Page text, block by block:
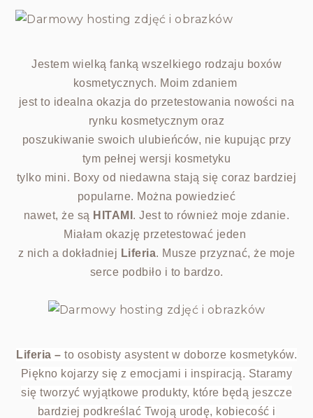
Jestem wielką fanką wszelkiego rodzaju boxów
kosmetycznych. Moim zdaniem
jest to idealna okazja do przetestowania nowości na
rynku kosmetycznym oraz
poszukiwanie swoich ulubieńców, nie kupując przy
tym pełnej wersji kosmetyku
tylko mini. Boxy od niedawna stają się coraz bardziej
popularne. Można powiedzieć
nawet, że są HITAMI . Jest to również moje zdanie.
Miałam okazję przetestować jeden
z nich a dokładniej Liferia. Musze przyznać, że moje
serce podbiło i to bardzo.
Liferia – to osobisty asystent w doborze kosmetyków.
Piękno kojarzy się z emocjami i inspiracją. Staramy
się tworzyć wyjątkowe produkty, które będą jeszcze
bardziej podkreślać Twoją urodę, kobiecość i